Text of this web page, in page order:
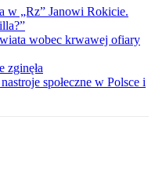
w „Rz” Janowi Rokicie.
wobec krwawej ofiary
zginęła
społeczne w Polsce i